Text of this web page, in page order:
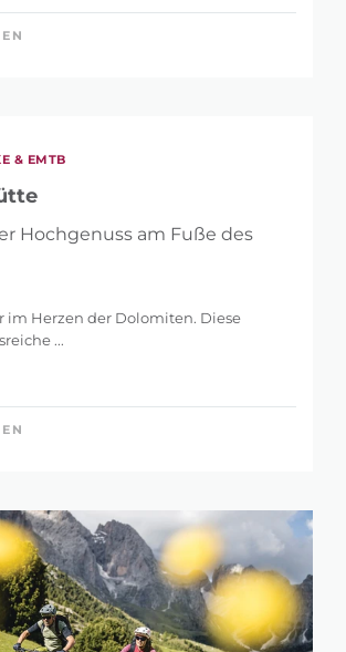
& EMTB
Hochgenuss am Fuße des
im Herzen der Dolomiten. Diese
...